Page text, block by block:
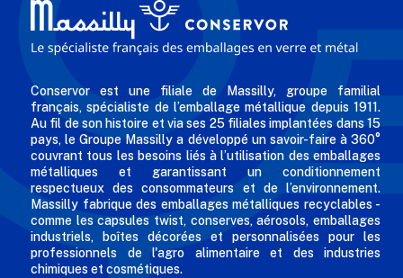
Conservor est une filiale de Massilly, groupe familial
français, spécialiste de l’emballage métallique depuis 1911.
Au fil de son histoire et via ses 25 filiales implantées dans 15
pays, le Groupe Massilly a développé un savoir-faire à 360°
couvrant tous les besoins liés à l’utilisation des emballages
métalliques et garantissant un conditionnement
respectueux des consommateurs et de l’environnement.
Massilly fabrique des emballages métalliques recyclables -
comme les capsules twist, conserves, aérosols, emballages
industriels, boîtes décorées et personnalisées pour les
professionnels de l'agro alimentaire et des industries
chimiques et cosmétiques.